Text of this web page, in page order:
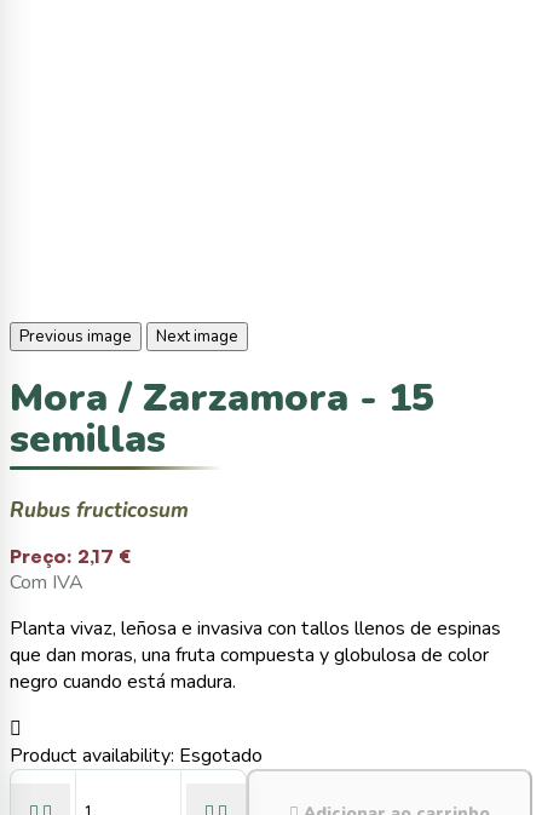
Previous image Next image
Mora / Zarzamora - 15
semillas
Rubus fructicosum
Preço: 2,17 €
Com IVA
Planta vivaz, leñosa e invasiva con tallos llenos de espinas
que dan moras, una fruta compuesta y globulosa de color
negro cuando está madura.

Product availability: Esgotado